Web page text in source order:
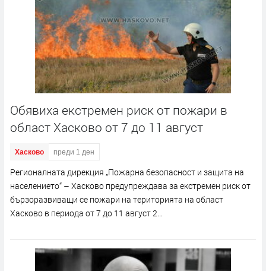
Обявиха екстремен риск от пожари в
област Хасково от 7 до 11 август
Хасково преди 1 ден
Регионалната дирекция „Пожарна безопасност и защита на
населението“ – Хасково предупреждава за екстремен риск от
бързоразвиващи се пожари на територията на област
Хасково в периода от 7 до 11 август 2...